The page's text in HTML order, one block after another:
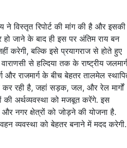
ने विस्तृत रिपोर्ट की मांग की है और इसकी
हो जाने के बाद ही इस पर अंतिम राय बन
करेगी, बल्कि इसे प्रयागराज से होते हुए
से हल्दिया तक के राष्ट्रीय जलमार्ग
राजमार्ग के बीच बेहतर तालमेल
कर रही है, जहां सड़क, जल, और रेल मार्गों
की अर्थव्यवस्था को मजबूत करेंगे. इस
और नगर क्षेत्रों को जोड़ने की योजना है.
व्यवस्था को बेहतर बनाने में मदद करेगी.